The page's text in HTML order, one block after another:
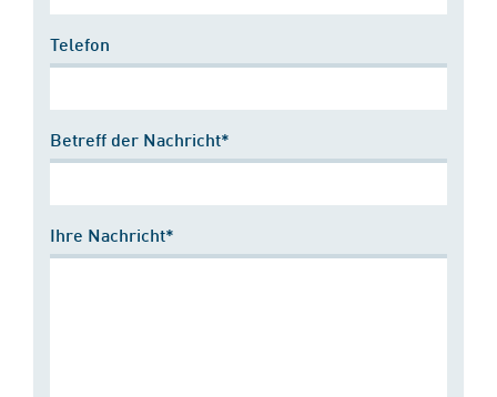
Telefon
Betreff der Nachricht*
Ihre Nachricht*